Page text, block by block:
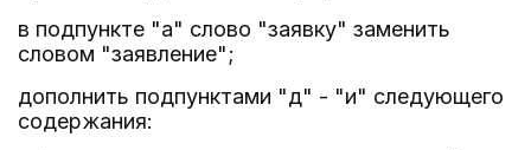
в подпункте "а" слово "заявку" заменить
словом "заявление";
дополнить подпунктами "д" - "и" следующего
содержания: